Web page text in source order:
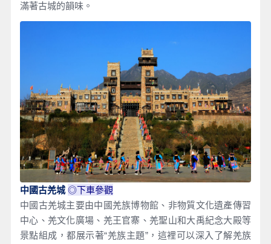
滿著古城的韻味。
中國古羌城◎下車參觀
中國古羌城主要由中國羌族博物館、非物質文化遺產傳習
中心、羌文化廣場、羌王官寨、羌聖山和大禹紀念大殿等
景點組成，都展示著“羌族主題”，這裡可以深入了解羌族